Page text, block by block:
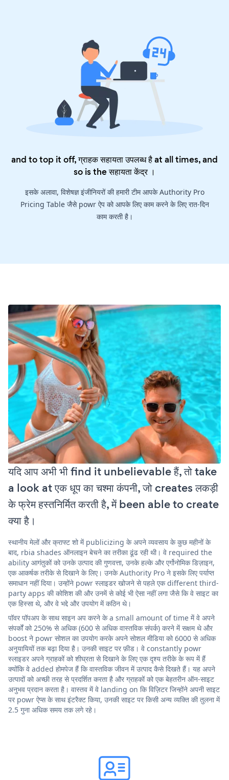
and to top it off, ग्राहक सहायता उपलब्ध है at all times, and
so is theसहायता केंद्र।
इसके अलावा, विशेषज्ञ इंजीनियरों की हमारी टीम आपके Authority Pro
Pricing Table जैसे powr ऐप को आपके लिए काम करने के लिए रात-दिन
काम करती है।
यदि आप अभी भी find it unbelievable हैं, तो take
a look at एक धूप का चश्मा कंपनी, जो creates लकड़ी
के फ्रेम हस्तनिर्मित करती है, में been able to create
क्या है।
स्थानीय मेलों और क्राफ्ट शो में publicizing के अपने व्यवसाय के कुछ महीनों के
बाद, rbia shades ऑनलाइन बेचने का तरीका ढूंढ रही थी। वे required the
ability आगंतुकों को उनके उत्पाद की गुणवत्ता, उनके हल्के और एर्गोनोमिक डिज़ाइन,
एक आकर्षक तरीके से दिखाने के लिए। उनके Authority Pro ने इसके लिए पर्याप्त
समाधान नहीं दिया। उन्होंने powr स्लाइडर खोजने से पहले एक different third-
party apps की कोशिश की और उनमें से कोई भी ऐसा नहीं लगा जैसे कि वे साइट का
एक हिस्सा थे, और वे भद्दे और उपयोग में कठिन थे।
पॉवर पॉपअप के साथ साइन अप करने के a small amount of time में वे अपने
संपर्कों को 250% से अधिक (600 से अधिक वास्तविक संपर्क) करने में सक्षम थे और
boost ने powr सोशल का उपयोग करके अपने सोशल मीडिया को 6000 से अधिक
अनुयायियों तक बढ़ा दिया है। उनकी साइट पर फ़ीड। वे constantly powr
स्लाइडर अपने ग्राहकों को शीघ्रता से दिखाने के लिए एक दृश्य तरीके के रूप में हैं
क्योंकि वे added होमपेज हैं कि वास्तविक जीवन में उत्पाद कैसे दिखते हैं। यह अपने
उत्पादों को अच्छी तरह से प्रदर्शित करता है और ग्राहकों को एक बेहतरीन ऑन-साइट
अनुभव प्रदान करता है। वास्तव में वे landing on कि विज़िटर जिन्होंने अपनी साइट
पर powr ऐप्स के साथ इंटरैक्ट किया, उनकी साइट पर किसी अन्य व्यक्ति की तुलना में
2.5 गुना अधिक समय तक लगे रहे।